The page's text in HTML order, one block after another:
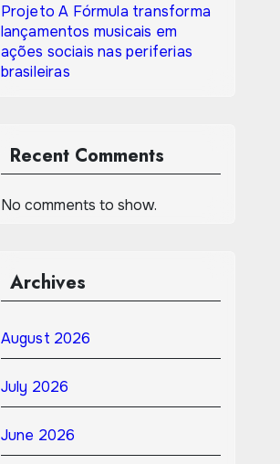
Projeto A Fórmula transforma
lançamentos musicais em
ações sociais nas periferias
brasileiras
Recent Comments
No comments to show.
Archives
August 2026
July 2026
June 2026